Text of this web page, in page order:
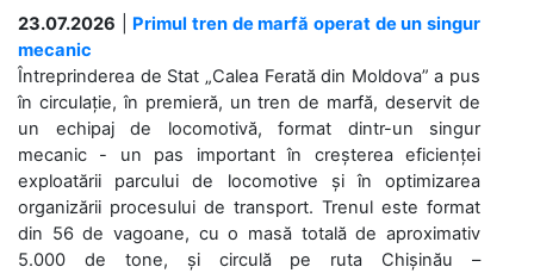
23.07.2026
Primul tren de marfă operat de un singur
mecanic
Întreprinderea de Stat „Calea Ferată din Moldova” a pus
în circulație, în premieră, un tren de marfă, deservit de
un echipaj de locomotivă, format dintr-un singur
mecanic - un pas important în creșterea eficienței
exploatării parcului de locomotive și în optimizarea
organizării procesului de transport. Trenul este format
din 56 de vagoane, cu o masă totală de aproximativ
5.000 de tone, și circulă pe ruta Chișinău –